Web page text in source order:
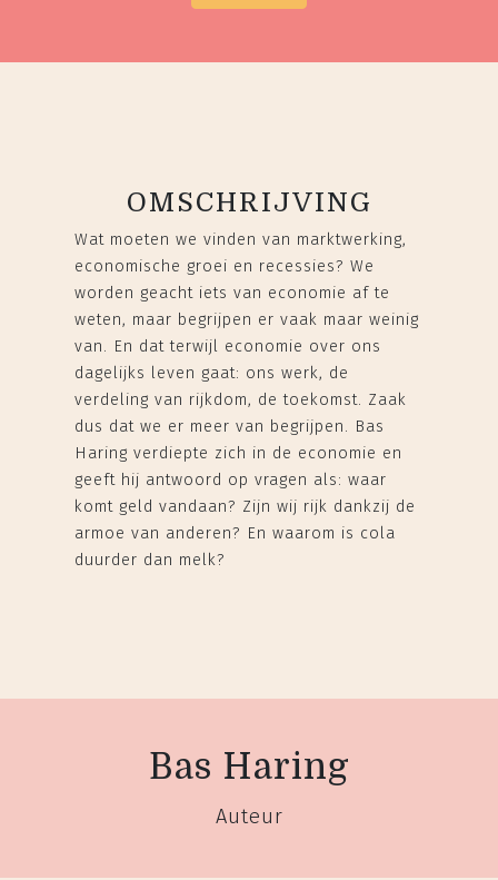
OMSCHRIJVING
Wat moeten we vinden van marktwerking,
economische groei en recessies? We
worden geacht iets van economie af te
weten, maar begrijpen er vaak maar weinig
van. En dat terwijl economie over ons
dagelijks leven gaat: ons werk, de
verdeling van rijkdom, de toekomst. Zaak
dus dat we er meer van begrijpen. Bas
Haring verdiepte zich in de economie en
geeft hij antwoord op vragen als: waar
komt geld vandaan? Zijn wij rijk dankzij de
armoe van anderen? En waarom is cola
duurder dan melk?
Bas Haring
Auteur